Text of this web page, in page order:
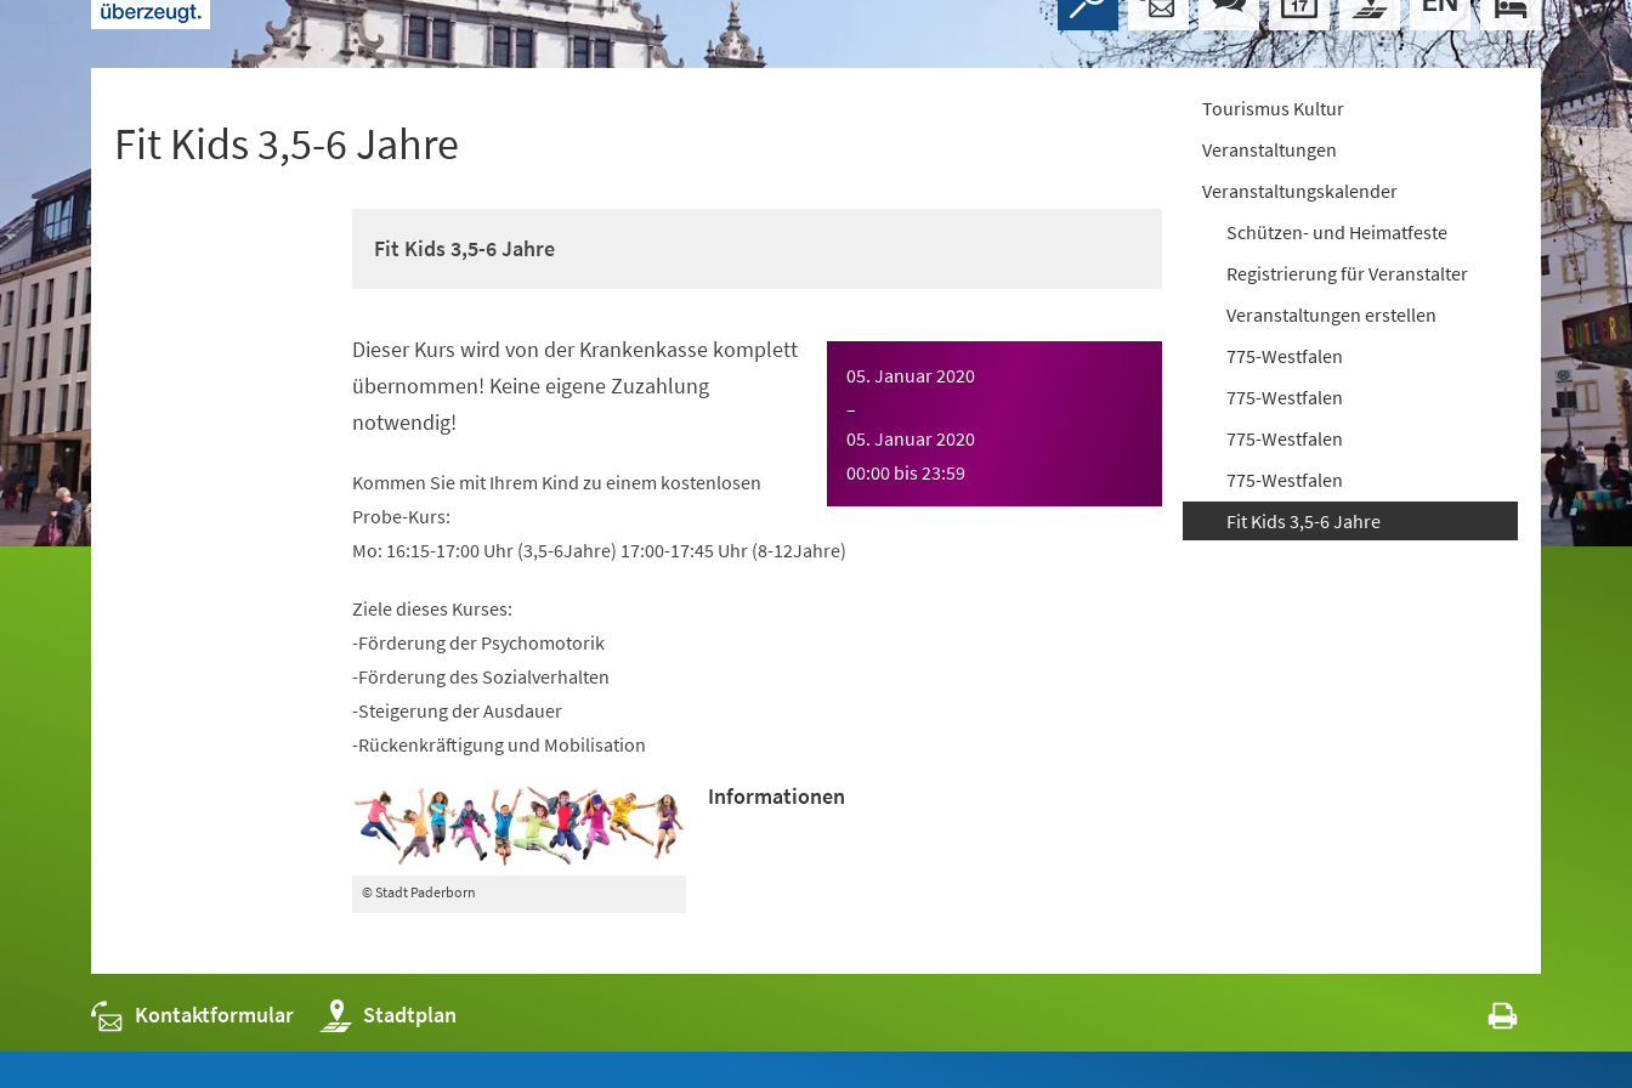
Fit Kids 3,5-6 Jahre
Fit Kids 3,5-6 Jahre
05. Januar 2020
–
05. Januar 2020
00:00 bis23:59
Dieser Kurs wird von der Krankenkasse komplett
übernommen! Keine eigene Zuzahlung
notwendig!
Kommen Sie mit Ihrem Kind zu einem kostenlosen
Probe-Kurs:
Mo: 16:15-17:00 Uhr (3,5-6Jahre) 17:00-17:45 Uhr (8-12Jahre)
Ziele dieses Kurses:
-Förderung der Psychomotorik
-Förderung des Sozialverhalten
-Steigerung der Ausdauer
-Rückenkräftigung und Mobilisation
© Stadt Paderborn
Informationen
Tourismus Kultur
Veranstaltungen
Veranstaltungskalender
Schützen- und Heimatfeste
Registrierung für Veranstalter
Veranstaltungen erstellen
775-Westfalen
775-Westfalen
775-Westfalen
775-Westfalen
Fit Kids 3,5-6 Jahre
Kontaktformular Stadtplan
(Öffnet
in
einem